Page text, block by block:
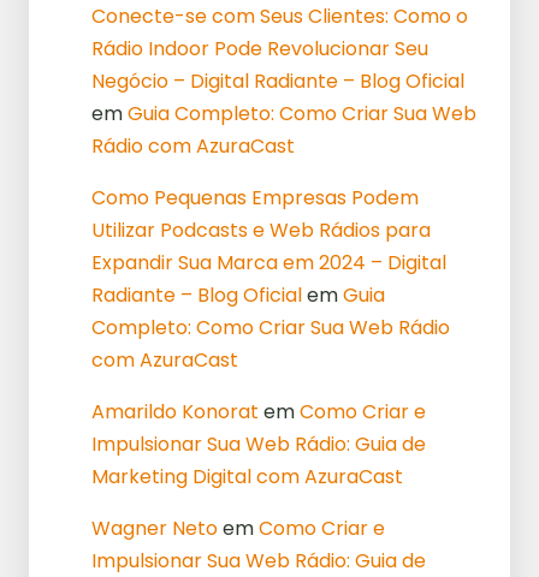
Conecte-se com Seus Clientes: Como o
Rádio Indoor Pode Revolucionar Seu
Negócio – Digital Radiante – Blog Oficial
emGuia Completo: Como Criar Sua Web
Rádio com AzuraCast
Como Pequenas Empresas Podem
Utilizar Podcasts e Web Rádios para
Expandir Sua Marca em 2024 – Digital
Radiante – Blog OficialemGuia
Completo: Como Criar Sua Web Rádio
com AzuraCast
Amarildo Konorat emComo Criar e
Impulsionar Sua Web Rádio: Guia de
Marketing Digital com AzuraCast
Wagner NetoemComo Criar e
Impulsionar Sua Web Rádio: Guia de